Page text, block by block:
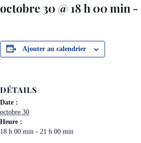
octobre 30 @ 18 h 00 min -
Ajouter au calendrier
DÉTAILS
Date :
octobre 30
Heure :
18 h 00 min - 21 h 00 min